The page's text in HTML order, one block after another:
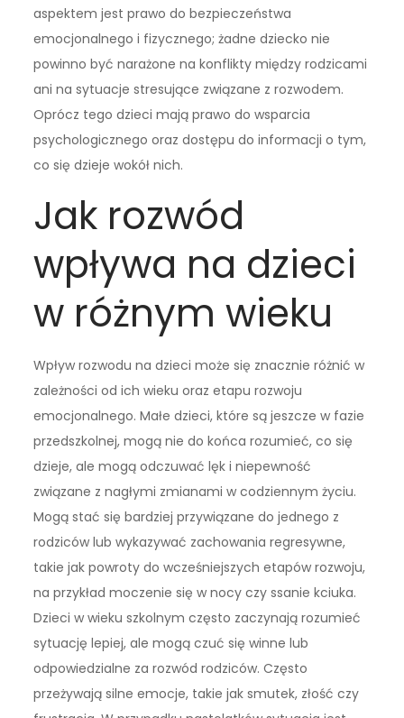
aspektem jest prawo do bezpieczeństwa
emocjonalnego i fizycznego; żadne dziecko nie
powinno być narażone na konflikty między rodzicami
ani na sytuacje stresujące związane z rozwodem.
Oprócz tego dzieci mają prawo do wsparcia
psychologicznego oraz dostępu do informacji o tym,
co się dzieje wokół nich.
Jak rozwód
wpływa na dzieci
w różnym wieku
Wpływ rozwodu na dzieci może się znacznie różnić w
zależności od ich wieku oraz etapu rozwoju
emocjonalnego. Małe dzieci, które są jeszcze w fazie
przedszkolnej, mogą nie do końca rozumieć, co się
dzieje, ale mogą odczuwać lęk i niepewność
związane z nagłymi zmianami w codziennym życiu.
Mogą stać się bardziej przywiązane do jednego z
rodziców lub wykazywać zachowania regresywne,
takie jak powroty do wcześniejszych etapów rozwoju,
na przykład moczenie się w nocy czy ssanie kciuka.
Dzieci w wieku szkolnym często zaczynają rozumieć
sytuację lepiej, ale mogą czuć się winne lub
odpowiedzialne za rozwód rodziców. Często
przeżywają silne emocje, takie jak smutek, złość czy